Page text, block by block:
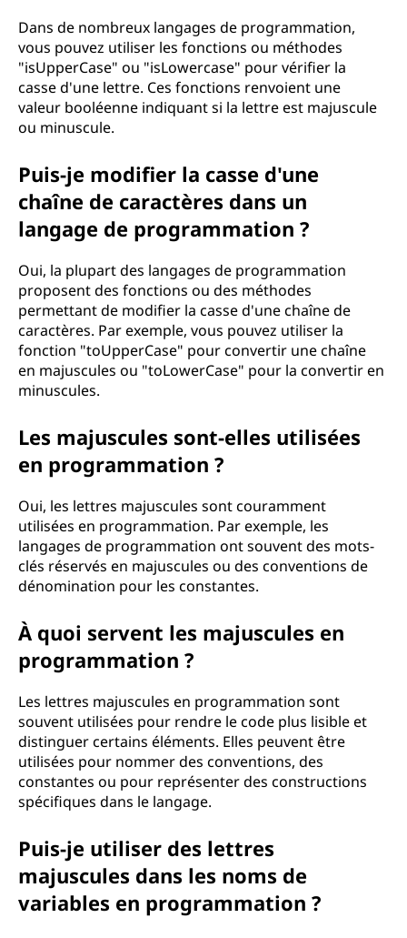
Dans de nombreux langages de programmation,
vous pouvez utiliser les fonctions ou méthodes
"isUpperCase" ou "isLowercase" pour vérifier la
casse d'une lettre. Ces fonctions renvoient une
valeur booléenne indiquant si la lettre est majuscule
ou minuscule.
Puis-je modifier la casse d'une
chaîne de caractères dans un
langage de programmation ?
Oui, la plupart des langages de programmation
proposent des fonctions ou des méthodes
permettant de modifier la casse d'une chaîne de
caractères. Par exemple, vous pouvez utiliser la
fonction "toUpperCase" pour convertir une chaîne
en majuscules ou "toLowerCase" pour la convertir en
minuscules.
Les majuscules sont-elles utilisées
en programmation ?
Oui, les lettres majuscules sont couramment
utilisées en programmation. Par exemple, les
langages de programmation ont souvent des mots-
clés réservés en majuscules ou des conventions de
dénomination pour les constantes.
À quoi servent les majuscules en
programmation ?
Les lettres majuscules en programmation sont
souvent utilisées pour rendre le code plus lisible et
distinguer certains éléments. Elles peuvent être
utilisées pour nommer des conventions, des
constantes ou pour représenter des constructions
spécifiques dans le langage.
Puis-je utiliser des lettres
majuscules dans les noms de
variables en programmation ?